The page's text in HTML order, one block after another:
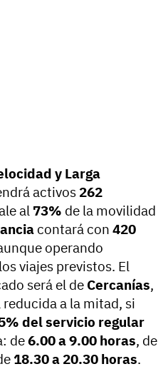
y Larga
activos 262
al 73% de la movilidad
contará con 420
operando
viajes previstos. El
será el de Cercanías,
a la mitad, si
del servicio regular
de6.00 a 9.00 horas, de
18.30 a 20.30 horas.